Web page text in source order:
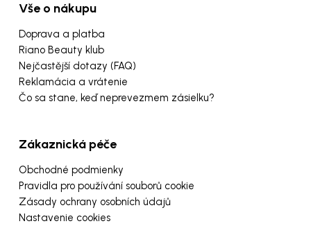
Vše o nákupu
Doprava a platba
Riano Beauty klub
Nejčastější dotazy (FAQ)
Reklamácia a vrátenie
Čo sa stane, keď neprevezmem zásielku?
Zákaznická péče
Obchodné podmienky
Pravidla pro používání souborů cookie
Zásady ochrany osobních údajů
Nastavenie cookies